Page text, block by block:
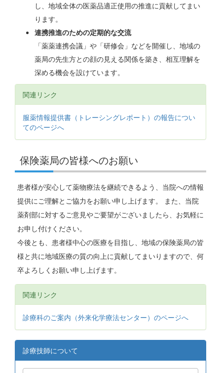
し、地域全体の医薬品適正使用の推進に貢献してまい
ります。
連携推進のための定期的な交流
「薬薬連携会議」や「研修会」などを開催し、地域の
薬局の先生方との顔の見える関係を築き、相互理解を
深める機会を設けています。
関連リンク
服薬情報提供書（トレーシングレポート）の報告につい
てのページへ
保険薬局の皆様へのお願い
患者様が安心して薬物療法を継続できるよう、当院への情報
提供にご理解とご協力をお願い申し上げます。 また、当院
薬剤部に対するご意見やご要望がございましたら、お気軽に
お申し付けください。
今後とも、患者様中心の医療を目指し、地域の保険薬局の皆
様と共に地域医療の質の向上に貢献してまいりますので、何
卒よろしくお願い申し上げます。
関連リンク
診療科のご案内（外来化学療法センター）のページへ
診療技師について